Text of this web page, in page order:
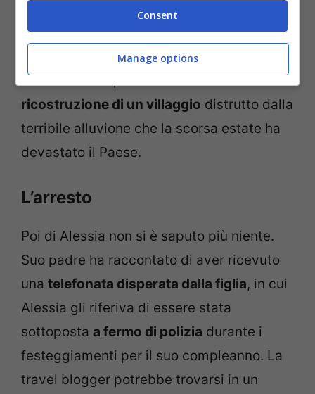
L’amore per i viaggi e le altre culture le
aveva lasciatoil cuore in Pakistan, visitato
prima dell’Iran e dove Alessia sarebbe
voluta tornare percontribuire alla
ricostruzione di un villaggio distrutto dalla
terribile alluvione che la scorsa estate ha
devastato il Paese.
L’arresto
Poi di Alessia non si è saputo più niente.
Suo padre ha raccontato di aver ricevuto
una telefonata disperata dalla figlia, in cui
Alessia gli riferiva di essere stata
sottoposta a fermo di polizia durante i
festeggiamenti per il suo compleanno. La
travel blogger potrebbe trovarsi in un
Consent
Manage options